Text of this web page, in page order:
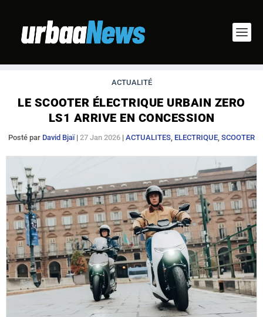
ACTUALITÉ
LE SCOOTER ÉLECTRIQUE URBAIN ZERO
LS1 ARRIVE EN CONCESSION
Posté par David Bjaï| 27 Jan 2026 | ACTUALITES, ELECTRIQUE, SCOOTER